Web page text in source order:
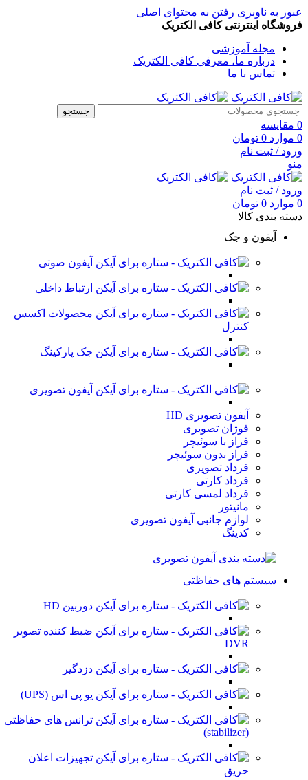
عبور به ناوبری رفتن به محتوای اصلی
فروشگاه اینترنتی کافی الکتریک
مجله آموزشی
درباره ما، معرفی کافی الکتریک
تماس با ما
جستجو
0 مقایسه
0 موارد 0 تومان
ورود / ثبت نام
منو
ورود / ثبت نام
0 موارد 0 تومان
دسته بندی کالا
آیفون و جک
آیفون صوتی
ارتباط داخلی
محصولات اکسس
کنترل
جک پارکینگ
آیفون تصویری
آیفون تصویری HD
فوژان تصویری
فراز با سوئیچر
فراز بدون سوئیچر
فرداد تصویری
فرداد کارتی
فرداد لمسی کارتی
مانیتور
لوازم جانبی آیفون تصویری
کدینگ
سیستم های حفاظتی
دوربین HD
ضبط کننده تصویر
DVR
دزدگیر
یو پی اس (UPS)
ترانس های حفاظتی
(stabilizer)
تجهیزات اعلان
حریق